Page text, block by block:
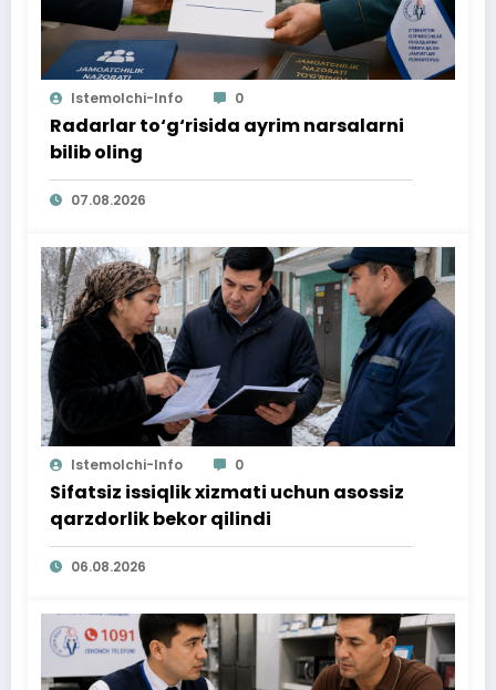
Istemolchi-Info 0
Radarlar to‘g‘risida ayrim narsalarni
bilib oling
07.08.2026
Istemolchi-Info 0
Sifatsiz issiqlik xizmati uchun asossiz
qarzdorlik bekor qilindi
06.08.2026